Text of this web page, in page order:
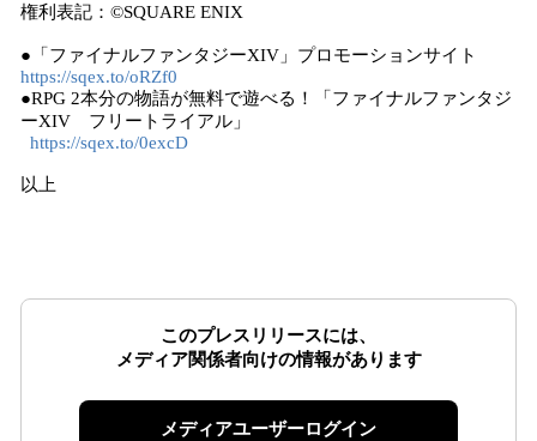
権利表記：©SQUARE ENIX
●「ファイナルファンタジーXIV」プロモーションサイト
https://sqex.to/oRZf0
●RPG 2本分の物語が無料で遊べる！「ファイナルファンタジ
ーXIV フリートライアル」
https://sqex.to/0excD
以上
このプレスリリースには、
メディア関係者向けの情報があります
メディアユーザーログイン